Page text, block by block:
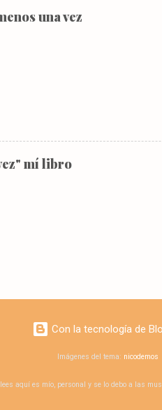
de las cámaras que su
Estaba viendo uno de sus
una vez
mí libro
Con la tecnología de
Imágenes del tema: nicodemos
aquí es mío, personal y se lo debo a las